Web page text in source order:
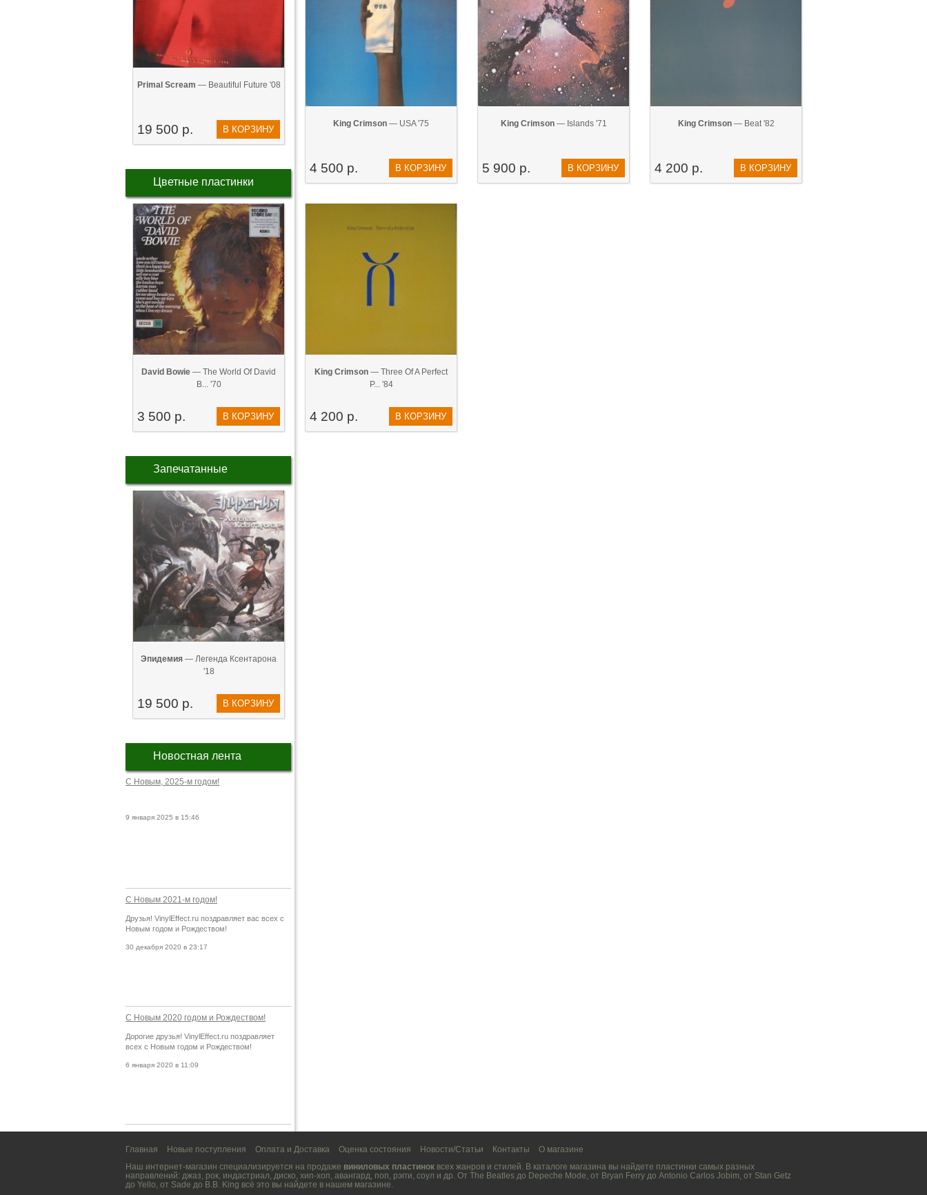
Primal Scream — Beautiful Future '08
19 500 р. В КОРЗИНУ
Цветные пластинки
David Bowie — The World Of David
B... '70
3 500 р. В КОРЗИНУ
Запечатанные
Эпидемия — Легенда Ксентарона
'18
19 500 р. В КОРЗИНУ
Новостная лента
С Новым, 2025-м годом!
9 января 2025 в 15:46
С Новым 2021-м годом!
Друзья! VinylEffect.ru поздравляет вас всех с
Новым годом и Рождеством!
30 декабря 2020 в 23:17
С Новым 2020 годом и Рождеством!
Дорогие друзья! VinylEffect.ru поздравляет
всех с Новым годом и Рождеством!
6 января 2020 в 11:09
King Crimson — USA '75
4 500 р. В КОРЗИНУ
King Crimson— Islands '71
5 900 р. В КОРЗИНУ
King Crimson— Beat '82
4 200 р. В КОРЗИНУ
King Crimson — Three Of A Perfect
P... '84
4 200 р. В КОРЗИНУ
Главная Новые поступления Оплата и Доставка Оценка состояния Новости/Статьи Контакты
О магазине
Наш интернет-магазин специализируется на продаже виниловых пластинок всех жанров и стилей. В каталоге магазина вы найдете пластинки самых разных
направлений: джаз, рок, индастриал, диско, хип-хоп, авангард, поп, рэгги, соул и др. От The Beatles до Depeche Mode, от Bryan Ferry до Antonio Carlos Jobim, от Stan Getz
до Yello, от Sade до B.B. King всё это вы найдете в нашем магазине.